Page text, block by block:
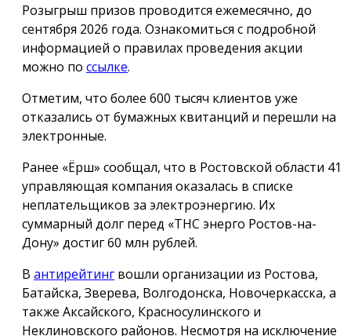
Розыгрыш призов проводится ежемесячно, до
сентября 2026 года. Ознакомиться с подробной
информацией о правилах проведения акции
можно по ссылке.
Отметим, что более 600 тысяч клиентов уже
отказались от бумажных квитанций и перешли на
электронные.
Ранее «Ёрш» сообщал, что в Ростовской области 41
управляющая компания оказалась в списке
неплательщиков за электроэнергию. Их
суммарный долг перед «ТНС энерго Ростов-на-
Дону» достиг 60 млн рублей.
В антирейтинг вошли организации из Ростова,
Батайска, Зверева, Волгодонска, Новочеркасска, а
также Аксайского, Красносулинского и
Неклиновского районов. Несмотря на исключение